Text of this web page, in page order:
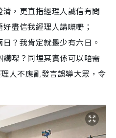
，更直指經理人誠信有問
盡信我經理人講嘅嘢；
？我肯定就最少有六日。
㗎？同埋其實係可以唔需
人不應亂發言誤導大眾，令